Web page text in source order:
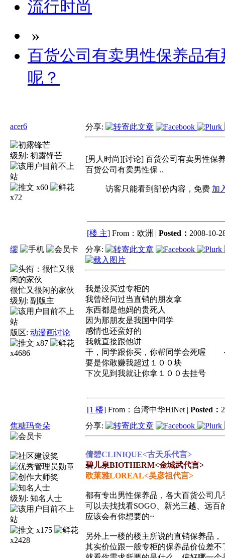
流行时尚
»
百货公司有卖男性保养品
呢？
acer6
级别: 初露锋芒
x60
x72
分享:
[男人时尚][讨论] 百货公司有卖男性保
百货公司有卖男性保 ..
访客只能看到部份内容，免费 加
[楼 主] From：欧洲 | Posted： 2008-10-
缪
很忙又很闲的家伙
级别: 副版主
版区: 动漫画讨论
x87
x4686
分享:
我是没买过专柜的
我曾经问过当直销的朋友拿
东西都是他妈的贵死人
因为那朋友是我国中同学
感情也还蛮好的
我就直接跟他讲
干，同学跟你买，你帮同学会死喔
要是你敢赚我超过１００块
下次见到我就让你拿１００去挂号
[1 楼] From：台湾中华HiNet | Posted：
焦糖玛奇朵
级别: 知名人士
x175
x2428
分享:
倩碧CLINIQUE<古天乐代言>
碧儿泉BIOTHERM<金城武代言>
欧莱雅LOREAL<吴彦祖代言>
都有专出男性保养品，各大百货公司几
可以去找找看SOGO、新光三越、远百
应该会有你想要的~
另外上一楼的楼主所说的直销保养品，
其实价位跟一般专柜的保养品价位差不